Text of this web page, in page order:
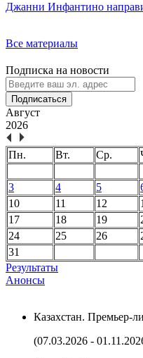
Джанни Инфантино
Все материалы
Подписка на новости
Подписаться
Август
2026
Пн. Вт. Ср.
3
4 5
10
11 12
17
18 19
24
25 26
31
Результаты
Анонсы
Казахстан. Премьер-
(07.03.2026 -